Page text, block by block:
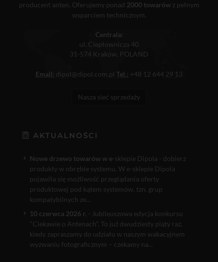
producent anten. Oferujemy ponad 2000 towarówz pełnym
wsparciem technicznym.
Centrala:
ul. Ciepłownicza 40
31-574 Kraków, POLAND
Email: dipol@dipol.com.pl Tel.: +48 12 644 29 13
Nasza sieć sprzedaży
AKTUALNOŚCI
Nowe drzewo towarów w e-sklepie Dipola - dobierz
produkty w obrębie systemu. W e-sklepie Dipola
pojawiła się możliwość przeglądania oferty
produktowej pod kątem systemów, tzn. grup
kompatybilnych ze...
10 czerwca 2026 r. - Jubileuszowa edycja konkursu
"Ciekawie o Antenach". To już dwudziesty piąty raz,
kiedy zapraszamy do udziału w naszym wakacyjnym
wyzwaniu fotograficznym – czekamy na...